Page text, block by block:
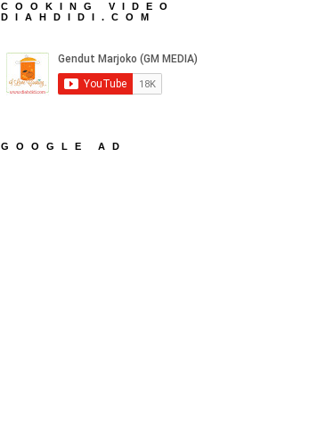
COOKING VIDEO
DIAHDIDI.COM
GOOGLE AD